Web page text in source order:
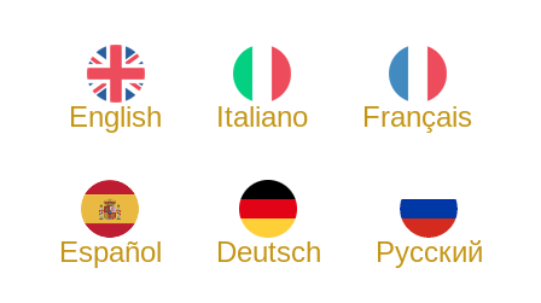
English Italiano Français
Español Deutsch Русский